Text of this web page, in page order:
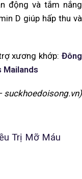
động và tắm nắng
D giúp hấp thu và
xương khớp: Đông
Mailands
suckhoedoisong.vn)
Trị Mỡ Máu